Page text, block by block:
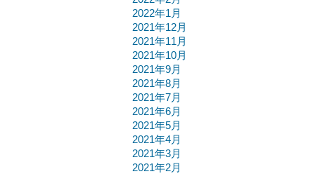
2022年1月
2021年12月
2021年11月
2021年10月
2021年9月
2021年8月
2021年7月
2021年6月
2021年5月
2021年4月
2021年3月
2021年2月